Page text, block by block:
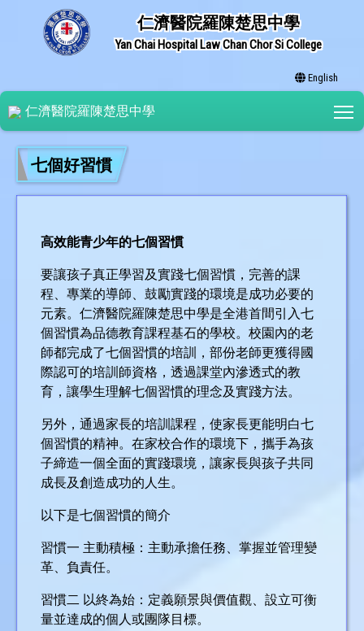
仁濟醫院羅陳楚思中學
Yan Chai Hospital Law Chan Chor Si College
English
仁濟醫院羅陳楚思中學
七個好習慣
高效能青少年的七個習慣
要讓孩子真正學習及實踐七個習慣，完善的課
程、專業的導師、鼓勵實踐的環境是成功必要的
元素。仁濟醫院羅陳楚思中學是全港首間引入七
個習慣為品德教育課程基石的學校。校園內的老
師都完成了七個習慣的培訓，部份老師更獲得國
際認可的培訓師資格，透過課堂內滲透式的教
育，讓學生理解七個習慣的理念及實踐方法。
另外，通過家長的培訓課程，使家長更能明白七
個習慣的精神。在家校合作的環境下，攜手為孩
子締造一個全面的實踐環境，讓家長與孩子共同
成長及創造成功的人生。
以下是七個習慣的簡介
習慣一 主動積極：主動承擔任務、掌握並管理變
革、負責任。
習慣二 以終為始：定義願景與價值觀、設立可衡
量並達成的個人或團隊目標。